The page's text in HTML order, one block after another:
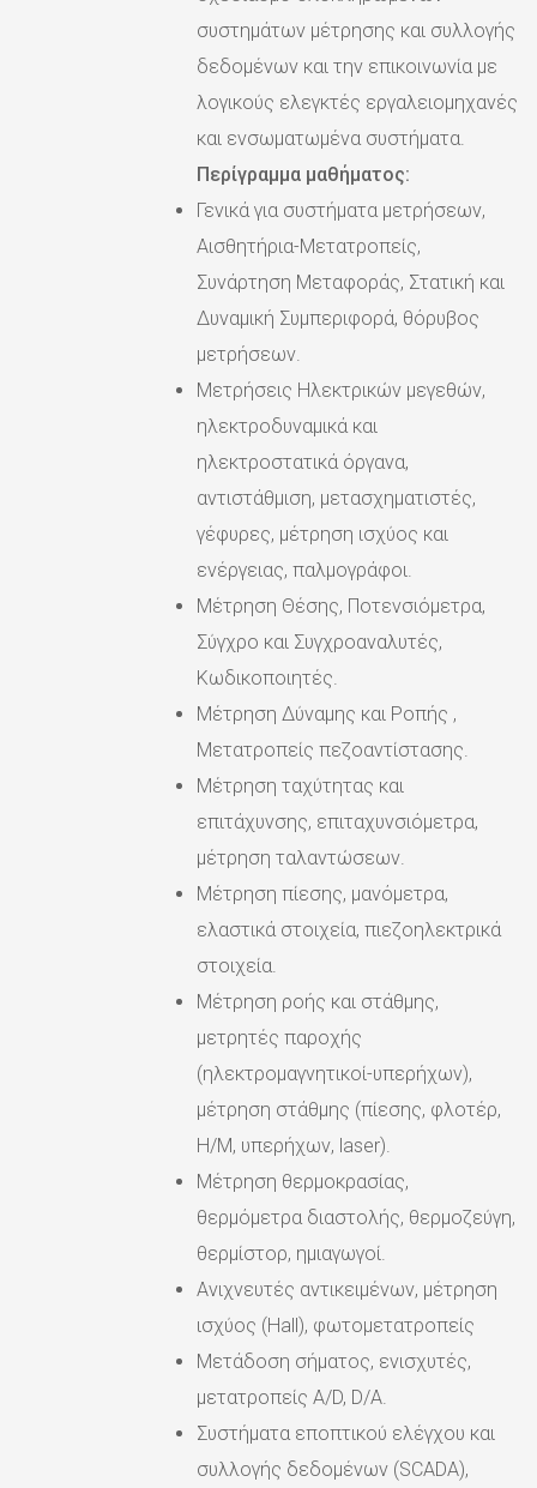
συστημάτων μέτρησης και συλλογής
δεδομένων και την επικοινωνία με
λογικούς ελεγκτές εργαλειομηχανές
και ενσωματωμένα συστήματα.
Περίγραμμα μαθήματος:
Γενικά για συστήματα μετρήσεων,
Αισθητήρια-Μετατροπείς,
Συνάρτηση Μεταφοράς, Στατική και
Δυναμική Συμπεριφορά, θόρυβος
μετρήσεων.
Μετρήσεις Ηλεκτρικών μεγεθών,
ηλεκτροδυναμικά και
ηλεκτροστατικά όργανα,
αντιστάθμιση, μετασχηματιστές,
γέφυρες, μέτρηση ισχύος και
ενέργειας, παλμογράφοι.
Μέτρηση Θέσης, Ποτενσιόμετρα,
Σύγχρο και Συγχροαναλυτές,
Κωδικοποιητές.
Μέτρηση Δύναμης και Ροπής ,
Μετατροπείς πεζοαντίστασης.
Μέτρηση ταχύτητας και
επιτάχυνσης, επιταχυνσιόμετρα,
μέτρηση ταλαντώσεων.
Μέτρηση πίεσης, μανόμετρα,
ελαστικά στοιχεία, πιεζοηλεκτρικά
στοιχεία.
Μέτρηση ροής και στάθμης,
μετρητές παροχής
(ηλεκτρομαγνητικοί-υπερήχων),
μέτρηση στάθμης (πίεσης, φλοτέρ,
Η/Μ, υπερήχων, laser).
Μέτρηση θερμοκρασίας,
θερμόμετρα διαστολής, θερμοζεύγη,
θερμίστορ, ημιαγωγοί.
Ανιχνευτές αντικειμένων, μέτρηση
ισχύος (Hall), φωτομετατροπείς
Μετάδοση σήματος, ενισχυτές,
μετατροπείς A/D, D/A.
Συστήματα εποπτικού ελέγχου και
συλλογής δεδομένων (SCADA),